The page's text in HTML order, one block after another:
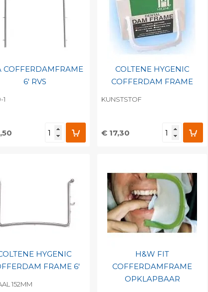
COFFERDAMFRAME
6' RVS
1
COLTENE HYGENIC
COFFERDAM FRAME
KUNSTSTOF
€ 17,30
Print barcode
HYGENIC
FRAME 6'
152MM
H&W FIT
COFFERDAMFRAME
OPKLAPBAAR